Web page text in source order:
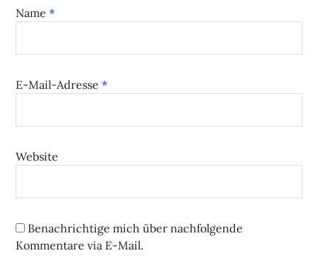
Name*
E-Mail-Adresse*
Website
Benachrichtige mich über nachfolgende
Kommentare via E-Mail.